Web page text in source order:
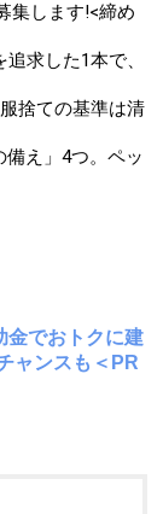
集します!<締め
求した1本で、
捨ての基準は清
え」4つ。ペッ
金でおトクに建
ャンスも＜PR